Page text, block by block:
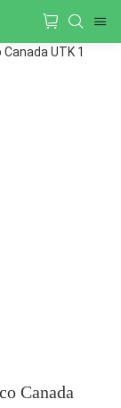
Canada